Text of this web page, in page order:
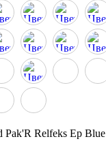
Pak'R Relfeks Ep Blue